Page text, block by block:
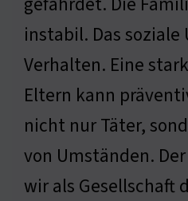
instabil. Das
Verhalten. Eine
Eltern kann
nicht nur Täter,
von Umständen.
wir als Gesellschaft